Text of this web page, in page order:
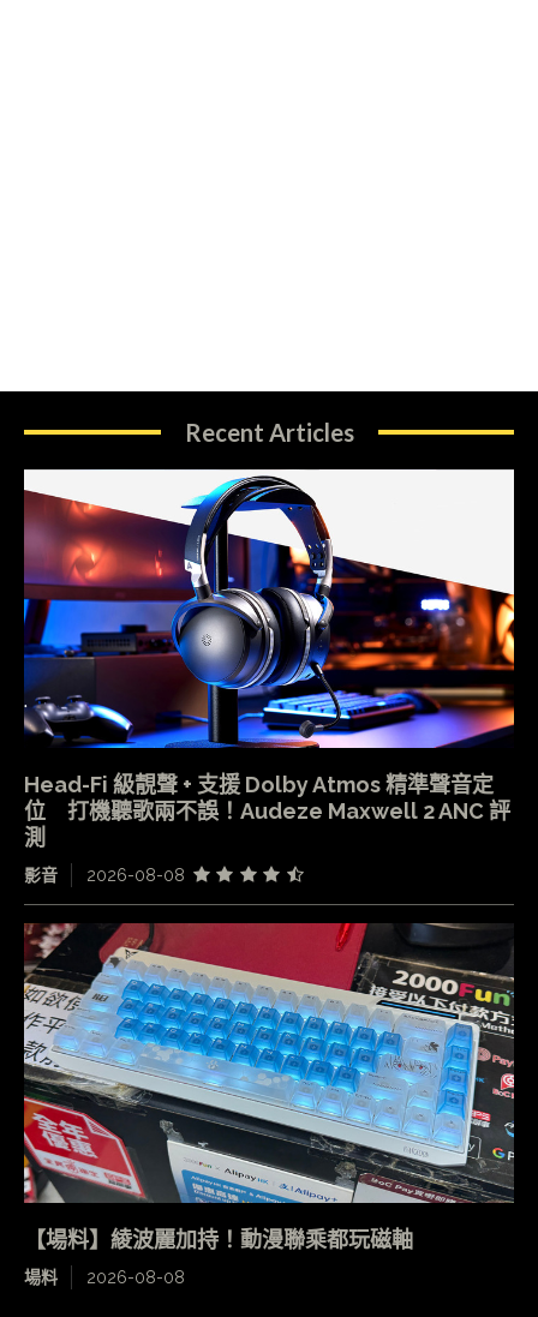
Recent Articles
Head-Fi 級靚聲 + 支援 Dolby Atmos 精準聲音定
位 打機聽歌兩不誤！Audeze Maxwell 2 ANC 評
測
影音 2026-08-08
【場料】綾波麗加持！動漫聯乘都玩磁軸
場料 2026-08-08